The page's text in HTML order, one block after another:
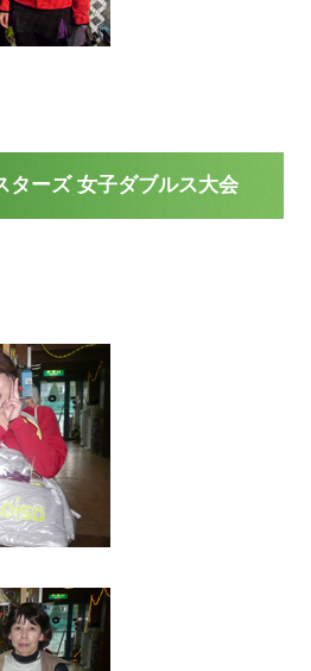
ターズ 女子ダブルス大会